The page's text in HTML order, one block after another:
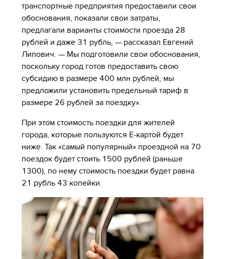
транспортные предприятия предоставили свои
обоснования, показали свои затраты,
предлагали варианты стоимости проезда 28
рублей и даже 31 рубль, — рассказал Евгений
Липович. — Мы подготовили свои обоснования,
поскольку город готов предоставить свою
субсидию в размере 400 млн рублей, мы
предложили установить предельный тариф в
размере 26 рублей за поездку».
При этом стоимость поездки для жителей
города, которые пользуются Е-картой будет
ниже. Так «самый популярный» проездной на 70
поездок будет стоить 1500 рублей (раньше
1300), по нему стоимость поездки будет равна
21 рубль 43 копейки.